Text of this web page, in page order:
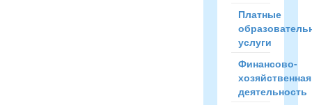
Платные
услуги
Финансово-
хозяйственная
деятельность